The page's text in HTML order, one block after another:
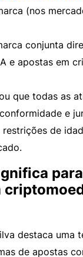
(nos
conjunta
e apostas em
que todas as
e
de
destaca uma
de apostas